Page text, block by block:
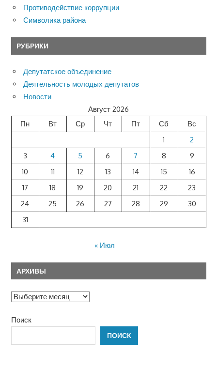
Противодействие коррупции
Символика района
РУБРИКИ
Депутатское объединение
Деятельность молодых депутатов
Новости
Август 2026
Пн
Вт Ср Чт Пт Сб
Вс
1
2
3
4 5 6 7 8
9
10
11 12 13 14 15
16
17
18 19 20 21 22
23
24
25 26 27 28 29
30
31
« Июл
АРХИВЫ
Архивы
Поиск
ПОИСК